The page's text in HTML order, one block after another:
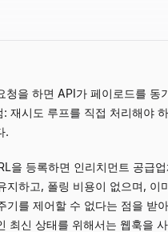
청을 하면 API가 페이로드를
재시도 루프를 직접 처리해야
.
을 등록하면 인리치먼트 공급
하고, 폴링 비용이 없으며,
를 제어할 수 없다는 점을
최신 상태를 위해서는 웹훅을